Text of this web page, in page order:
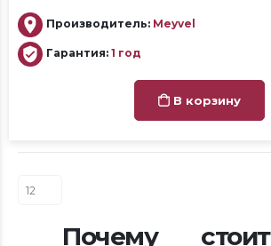
Производитель: Meyvel
Гарантия: 1 год
В корзину
Почему стоит